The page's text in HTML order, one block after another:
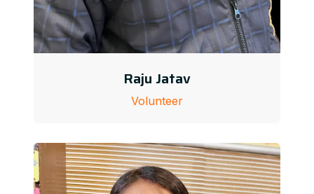
Raju Jatav
Volunteer